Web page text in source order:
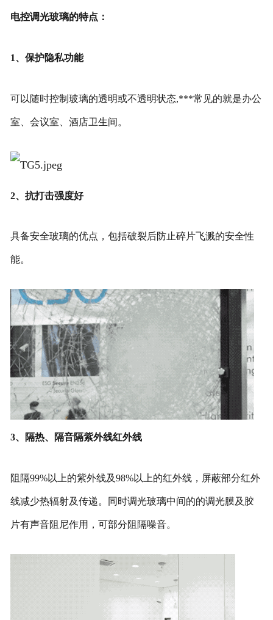
电控调光玻璃的特点：
1、保护隐私功能
可以随时控制玻璃的透明或不透明状态,***常见的就是办公
室、会议室、酒店卫生间。
2、抗打击强度好
具备安全玻璃的优点，包括破裂后防止碎片飞溅的安全性
能。
3、隔热、隔音隔紫外线红外线
阻隔99%以上的紫外线及98%以上的红外线，屏蔽部分红外
线减少热辐射及传递。同时调光玻璃中间的的调光膜及胶
片有声音阻尼作用，可部分阻隔噪音。